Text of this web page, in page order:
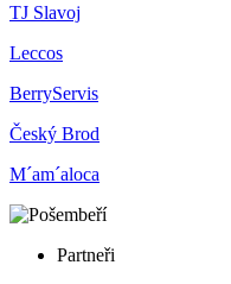
TJ Slavoj
Leccos
BerryServis
Český Brod
M´am´aloca
Partneři